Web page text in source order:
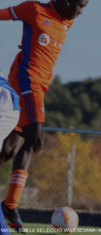
SUB14 SELECCIÓ VALENCIANA,